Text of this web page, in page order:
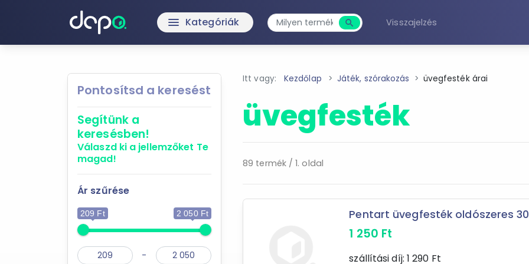
menu Kategóriák search
Keresés
Visszajelzés
Pontosítsd a keresést
Segítünk a
keresésben!
Válaszd ki a jellemzőket Te
magad!
Ár szűrése
209 Ft 2 050 Ft
-
Itt vagy: Kezdőlap Játék, szórakozás üvegfesték árai
üvegfesték
89 termék / 1. oldal
Pentart üvegfesték oldószeres
1 250 Ft
szállítási díj: 1 290 Ft